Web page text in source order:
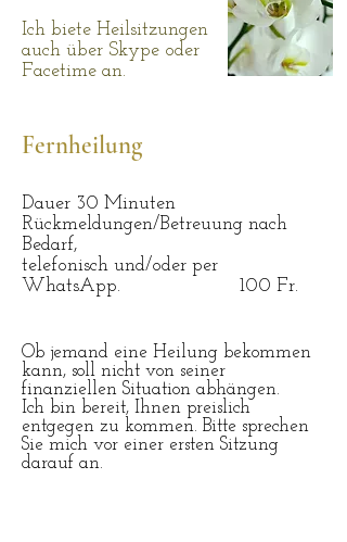
Ich biete Heilsitzungen
auch über Skype oder
Facetime an.
Fernheilung
Dauer 30 Minuten
Rückmeldungen/Betreuung nach
Bedarf,
telefonisch und/oder per
WhatsApp. 100 Fr.
Ob jemand eine Heilung bekommen
kann, soll nicht von seiner
finanziellen Situation abhängen.
Ich bin bereit, Ihnen preislich
entgegen zu kommen. Bitte sprechen
Sie mich vor einer ersten Sitzung
darauf an.